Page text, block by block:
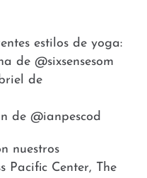
estilos de yoga:
de @sixsensesom
de
de @ianpescod
nuestros
Pacific Center, The